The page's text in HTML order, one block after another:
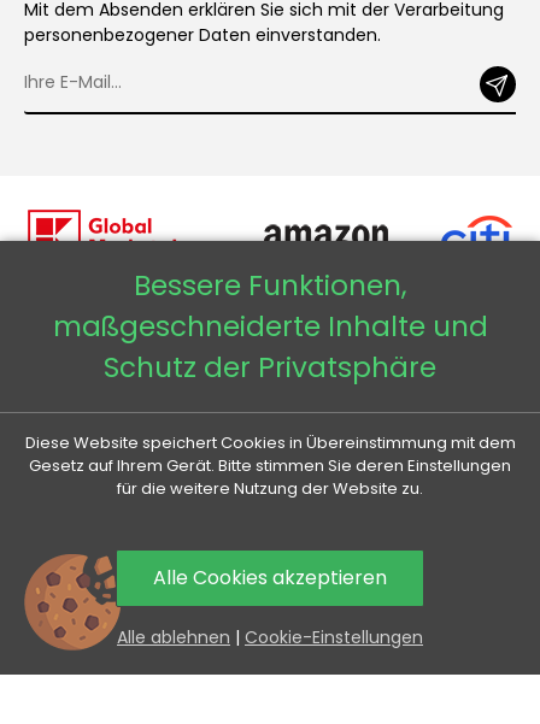
Mit dem Absenden erklären Sie sich mit der Verarbeitung
personenbezogener Daten einverstanden.
Veneti CZ
Veneti HU
0
Bessere Funktionen,
maßgeschneiderte Inhalte und
Schutz der Privatsphäre
Diese Website speichert Cookies in Übereinstimmung mit dem
Gesetz auf Ihrem Gerät. Bitte stimmen Sie deren Einstellungen
für die weitere Nutzung der Website zu.
Alle Cookies akzeptieren
Alle ablehnen | Cookie-Einstellungen